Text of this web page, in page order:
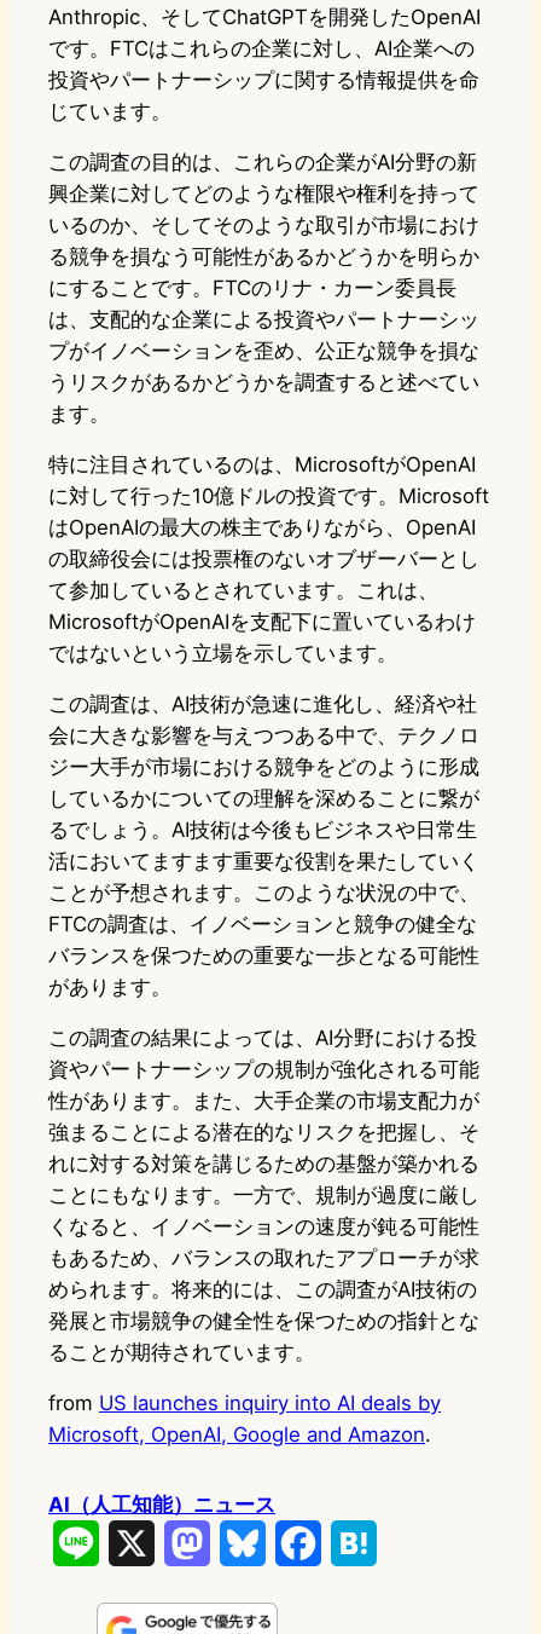
Anthropic、そしてChatGPTを開発したOpenAI
です。FTCはこれらの企業に対し、AI企業への
投資やパートナーシップに関する情報提供を命
じています。
この調査の目的は、これらの企業がAI分野の新
興企業に対してどのような権限や権利を持って
いるのか、そしてそのような取引が市場におけ
る競争を損なう可能性があるかどうかを明らか
にすることです。FTCのリナ・カーン委員長
は、支配的な企業による投資やパートナーシッ
プがイノベーションを歪め、公正な競争を損な
うリスクがあるかどうかを調査すると述べてい
ます。
特に注目されているのは、MicrosoftがOpenAI
に対して行った10億ドルの投資です。Microsoft
はOpenAIの最大の株主でありながら、OpenAI
の取締役会には投票権のないオブザーバーとし
て参加しているとされています。これは、
MicrosoftがOpenAIを支配下に置いているわけ
ではないという立場を示しています。
この調査は、AI技術が急速に進化し、経済や社
会に大きな影響を与えつつある中で、テクノロ
ジー大手が市場における競争をどのように形成
しているかについての理解を深めることに繋が
るでしょう。AI技術は今後もビジネスや日常生
活においてますます重要な役割を果たしていく
ことが予想されます。このような状況の中で、
FTCの調査は、イノベーションと競争の健全な
バランスを保つための重要な一歩となる可能性
があります。
この調査の結果によっては、AI分野における投
資やパートナーシップの規制が強化される可能
性があります。また、大手企業の市場支配力が
強まることによる潜在的なリスクを把握し、そ
れに対する対策を講じるための基盤が築かれる
ことにもなります。一方で、規制が過度に厳し
くなると、イノベーションの速度が鈍る可能性
もあるため、バランスの取れたアプローチが求
められます。将来的には、この調査がAI技術の
発展と市場競争の健全性を保つための指針とな
ることが期待されています。
from US launches inquiry into AI deals by
Microsoft, OpenAI, Google and Amazon.
AI（人工知能）ニュース